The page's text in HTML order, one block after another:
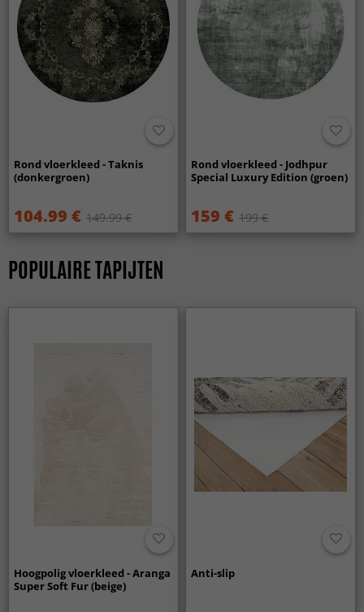
Rond vloerkleed - Taknis
(donkergroen)
104.99 € 149.99 €
Rond vloerkleed - Jodhpur
Special Luxury Edition (groen)
159 € 199 €
POPULAIRE TAPIJTEN
Hoogpolig vloerkleed - Aranga
Super Soft Fur (beige)
Anti-slip